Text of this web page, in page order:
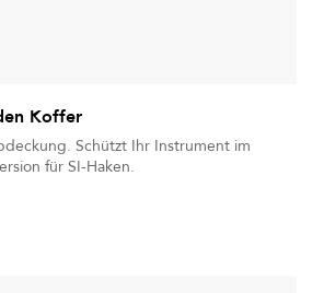
Koffer
Schützt Ihr Instrument im
für SI-Haken.